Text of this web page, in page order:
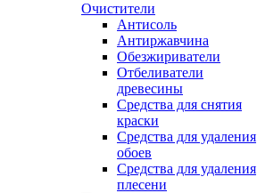
Очистители
Антисоль
Антиржавчина
Обезжириватели
Отбеливатели
древесины
Средства для снятия
краски
Средства для удаления
обоев
Средства для удаления
плесени